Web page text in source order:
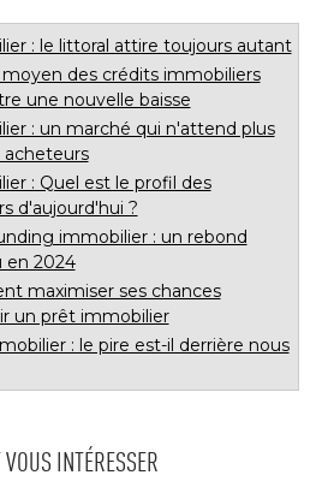
: le littoral attire toujours autant
moyen des crédits immobiliers
une nouvelle baisse
: un marché qui n'attend plus
acheteurs
: Quel est le profil des
d'aujourd'hui ?
immobilier : un rebond
en 2024
maximiser ses chances
un prêt immobilier
: le pire est-il derrière nous
INTÉRESSER